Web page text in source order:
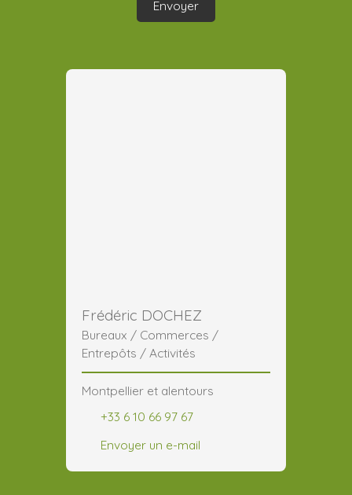
Envoyer
Frédéric DOCHEZ
Bureaux / Commerces /
Entrepôts / Activités
Montpellier et alentours
+33 6 10 66 97 67
Envoyer un e-mail